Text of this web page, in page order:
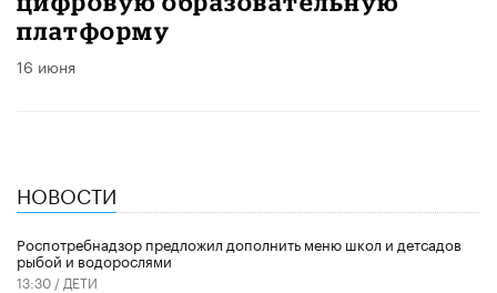
платформу
16 июня
НОВОСТИ
Роспотребнадзор предложил дополнить меню школ и детсадов
рыбой и водорослями
13:30 / ДЕТИ